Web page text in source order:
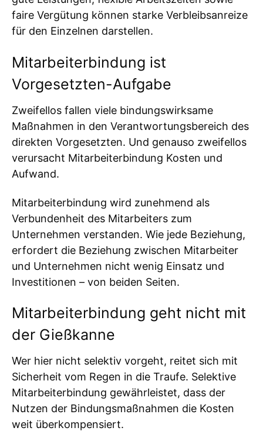
faire Vergütung können starke Verbleibsanreize
für den Einzelnen darstellen.
Mitarbeiterbindung ist
Vorgesetzten-Aufgabe
Zweifellos fallen viele bindungswirksame
Maßnahmen in den Verantwortungsbereich des
direkten Vorgesetzten. Und genauso zweifellos
verursacht Mitarbeiterbindung Kosten und
Aufwand.
Mitarbeiterbindung wird zunehmend als
Verbundenheit des Mitarbeiters zum
Unternehmen verstanden. Wie jede Beziehung,
erfordert die Beziehung zwischen Mitarbeiter
und Unternehmen nicht wenig Einsatz und
Investitionen – von beiden Seiten.
Mitarbeiterbindung geht nicht mit
der Gießkanne
Wer hier nicht selektiv vorgeht, reitet sich mit
Sicherheit vom Regen in die Traufe. Selektive
Mitarbeiterbindung gewährleistet, dass der
Nutzen der Bindungsmaßnahmen die Kosten
weit überkompensiert.